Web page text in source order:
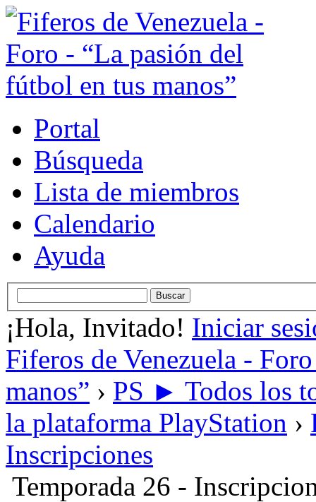
Portal
Búsqueda
Lista de miembros
Calendario
Ayuda
¡Hola, Invitado! Iniciar
Fiferos de Venezuela -
manos” › PS ► Todos los
la plataforma PlayStation ›
Inscripciones
Temporada 26 -